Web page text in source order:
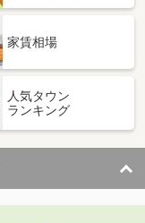
家賃相場
人気タウン
ランキング